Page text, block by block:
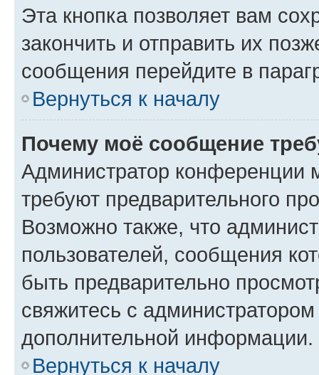
Эта кнопка позволяет вам
закончить и отправить их
сообщения перейдите в
Вернуться к началу
Почему моё сообщение
Администратор конференции
требуют предварительного
Возможно также, что
пользователей, сообщения
быть предварительно
свяжитесь с
дополнительной информации.
Вернуться к началу